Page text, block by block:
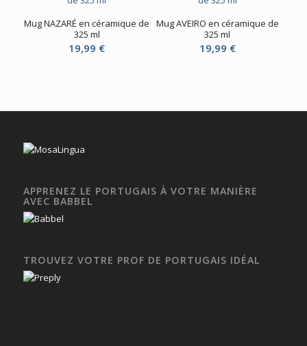
Mug NAZARÉ en céramique de
325 ml
19,99 €
Mug AVEIRO en céramique de
325 ml
19,99 €
APPRENEZ LE PORTUGAIS À VOTRE MANIÈRE
AVEC BABBEL
TROUVEZ VOTRE PROF DE PORTUGAIS IDÉAL